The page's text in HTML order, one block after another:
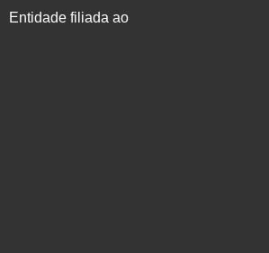
Entidade filiada ao